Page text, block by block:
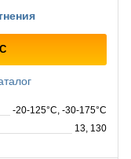
-20-125°C, -30-175°C
13, 130